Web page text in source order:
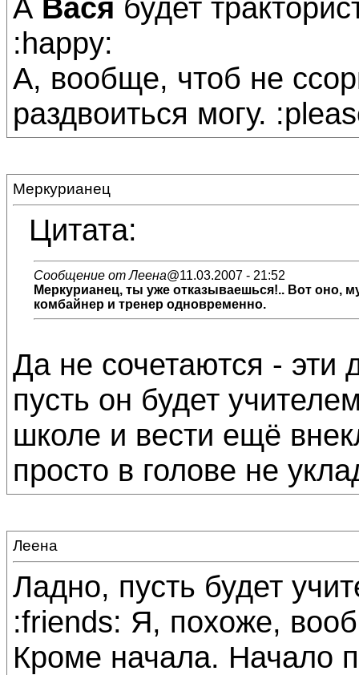
А Вася будет
:happy:
А, вообще, чтоб не
раздвоиться могу.
Меркурианец
Цитата:
Сообщение от Леена@11.03.2007 - 21:52
Меркурианец, ты уже отказываешься!.. Вот оно,
комбайнер и тренер одновременно.
Да не сочетаются - эти
пусть он будет
школе и вести ещё
просто в голове не
Леена
Ладно, пусть будет
:friends: Я, похоже,
Кроме начала. Начало